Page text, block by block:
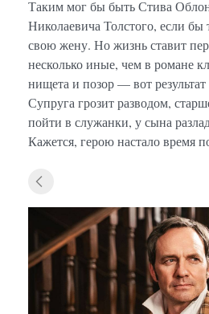
Таким мог бы быть Стива
Николаевича Толстого, если бы
свою жену. Но жизнь ставит
несколько иные, чем в романе
нищета и позор — вот результат
Супруга грозит разводом,
пойти в служанки, у сына
Кажется, герою настало время